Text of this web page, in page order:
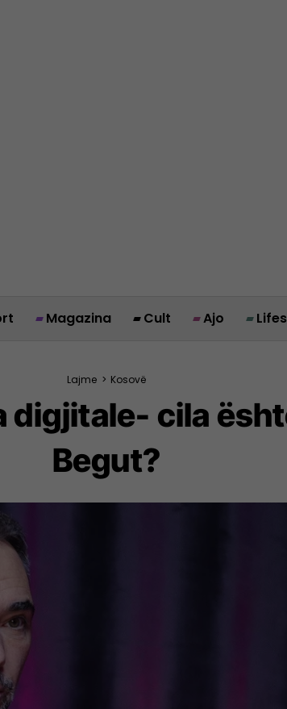
Magazina Cult Ajo
Lajme > Kosovë
digjitale- cila
Begut?